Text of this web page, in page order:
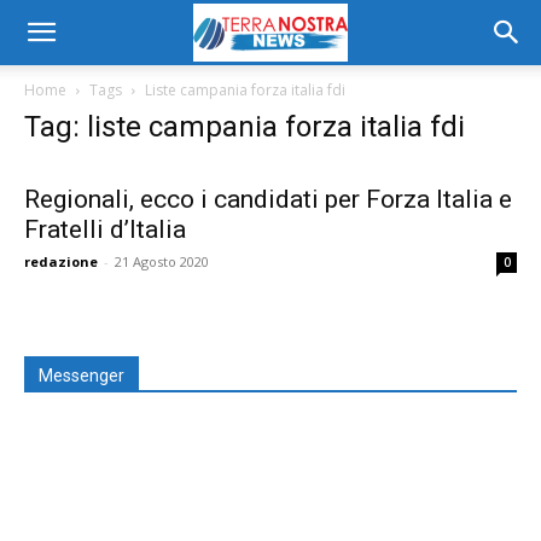
Home Tags Liste campania forza italia fdi
Tag: liste campania forza italia fdi
Regionali, ecco i candidati per Forza Italia e
Fratelli d’Italia
redazione - 21 Agosto 2020 0
Messenger